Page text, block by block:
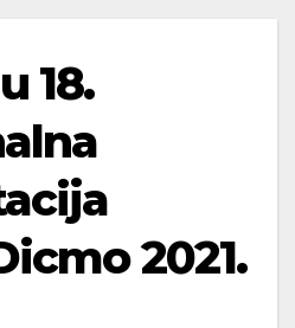
18.
2021.